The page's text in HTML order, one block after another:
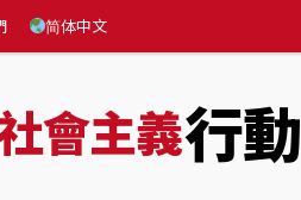
简体中文
會主義行動